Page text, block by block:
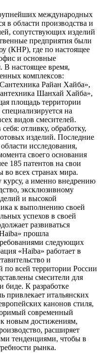
международных
в области производства и
сопутствующих изделий
предприятия были
(КНР), где по настоящее
и основные
В настоящее время,
комплексов:
Райан Хайба»,
Шанхай Хайба»,
площадь территории
на
видов смесителей.
отливку, обработку,
изделий. Последние
исследования,
своего основания
185 патентов на свои
во всех странах мира.
курсу, а именно внедрению
эксклюзивному
и высокой
к выполнению своей
успехов в своей
развиваться
прошла
следующих
«Haiba» работает в
и
по всей территории России
смесители для
биде. К разработке
привлекает итальянских
канонов стиля,
современный
к новым достижениям,
расширяет
тенденциями, чтобы в
рынка.